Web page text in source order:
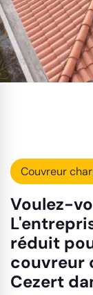
Couvreur
Voulez-
réduit
couvreur
Cezert